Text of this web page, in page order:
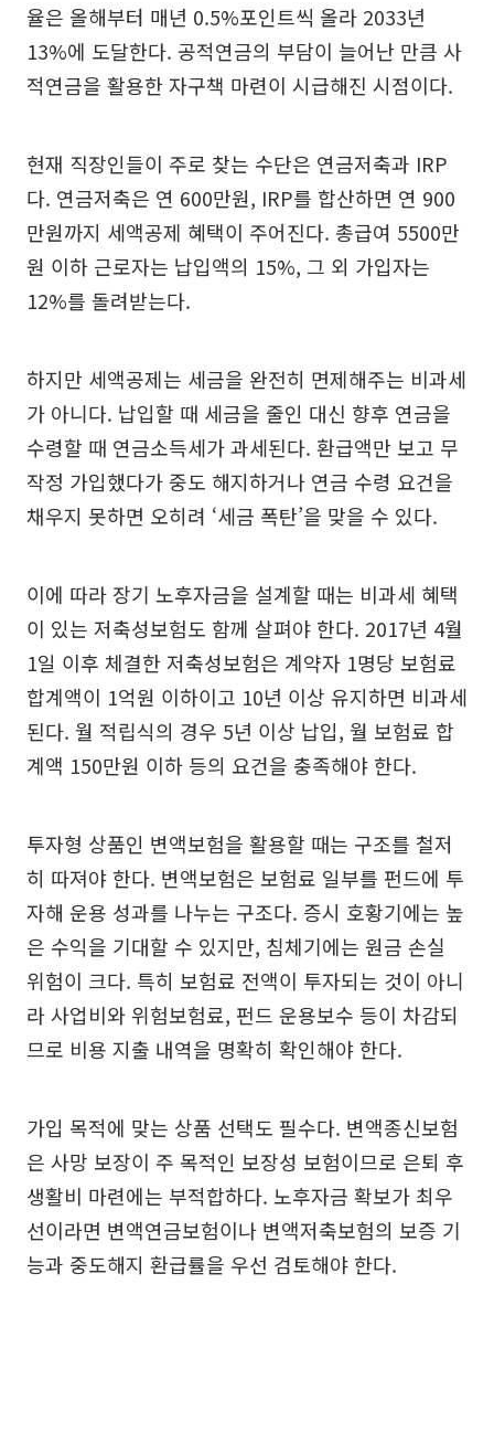
율은 올해부터 매년 0.5%포인트씩 올라 2033년
13%에 도달한다. 공적연금의 부담이 늘어난 만큼 사
적연금을 활용한 자구책 마련이 시급해진 시점이다.
현재 직장인들이 주로 찾는 수단은 연금저축과 IRP
다. 연금저축은 연 600만원, IRP를 합산하면 연 900
만원까지 세액공제 혜택이 주어진다. 총급여 5500만
원 이하 근로자는 납입액의 15%, 그 외 가입자는
12%를 돌려받는다.
하지만 세액공제는 세금을 완전히 면제해주는 비과세
가 아니다. 납입할 때 세금을 줄인 대신 향후 연금을
수령할 때 연금소득세가 과세된다. 환급액만 보고 무
작정 가입했다가 중도 해지하거나 연금 수령 요건을
채우지 못하면 오히려 ‘세금 폭탄’을 맞을 수 있다.
이에 따라 장기 노후자금을 설계할 때는 비과세 혜택
이 있는 저축성보험도 함께 살펴야 한다. 2017년 4월
1일 이후 체결한 저축성보험은 계약자 1명당 보험료
합계액이 1억원 이하이고 10년 이상 유지하면 비과세
된다. 월 적립식의 경우 5년 이상 납입, 월 보험료 합
계액 150만원 이하 등의 요건을 충족해야 한다.
투자형 상품인 변액보험을 활용할 때는 구조를 철저
히 따져야 한다. 변액보험은 보험료 일부를 펀드에 투
자해 운용 성과를 나누는 구조다. 증시 호황기에는 높
은 수익을 기대할 수 있지만, 침체기에는 원금 손실
위험이 크다. 특히 보험료 전액이 투자되는 것이 아니
라 사업비와 위험보험료, 펀드 운용보수 등이 차감되
므로 비용 지출 내역을 명확히 확인해야 한다.
가입 목적에 맞는 상품 선택도 필수다. 변액종신보험
은 사망 보장이 주 목적인 보장성 보험이므로 은퇴 후
생활비 마련에는 부적합하다. 노후자금 확보가 최우
선이라면 변액연금보험이나 변액저축보험의 보증 기
능과 중도해지 환급률을 우선 검토해야 한다.